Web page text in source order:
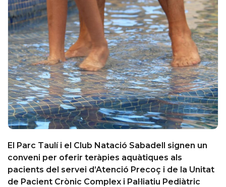
El Parc Taulí i el Club Natació Sabadell signen un
conveni per oferir teràpies aquàtiques als
pacients del servei d’Atenció Precoç i de la Unitat
de Pacient Crònic Complex i Pal·liatiu Pediàtric